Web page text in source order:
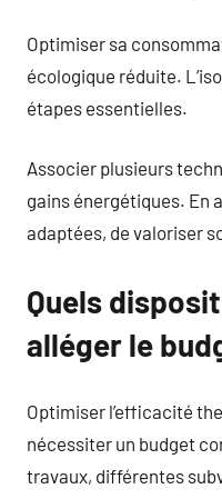
Optimiser sa
écologique réduite.
étapes essentielles.
Associer plusieurs
gains énergétiques. En
adaptées, de valoriser
Quels
alléger le
Optimiser l’efficacité
nécessiter un budget
travaux, différentes